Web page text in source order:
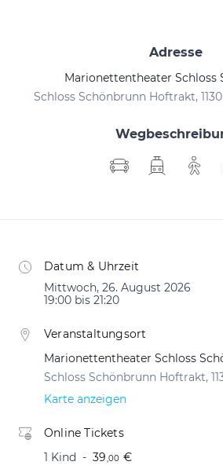
Adresse
Marionettentheater Schloss
Schloss Schönbrunn Hoftrakt,
Datum & Uhrzeit
Mittwoch, 26. August 2026
19:00 bis 21:20
Veranstaltungsort
Marionettentheater Schloss
Schloss Schönbrunn Hoftrakt,
Karte anzeigen
Online Tickets
1 Kind
39 ,00 €